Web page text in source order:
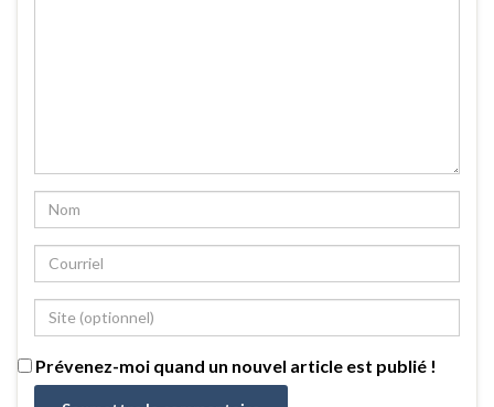
Prévenez-moi quand un nouvel article est publié !